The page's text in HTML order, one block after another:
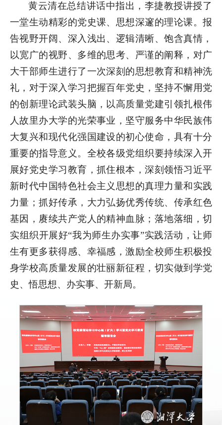
黄云清在总结讲话中指出，李捷教授讲授了
一堂生动精彩的党史课、思想深邃的理论课。报
告视野开阔、深入浅出、逻辑清晰、饱含真情，
以宽广的视野、多维的思考、严谨的阐释，对广
大干部师生进行了一次深刻的思想教育和精神洗
礼，对于深入学习把握百年党史，坚持不懈用党
的创新理论武装头脑，以高质量党建引领扎根伟
人故里办大学的光荣事业，坚守服务中华民族伟
大复兴和现代化强国建设的初心使命，具有十分
重要的指导意义。全校各级党组织要持续深入开
展好党史学习教育，抓住根本，深刻领悟习近平
新时代中国特色社会主义思想的真理力量和实践
力量；抓好传承，大力弘扬优秀传统、传承红色
基因，赓续共产党人的精神血脉；落地落细，切
实组织开展好“我为师生办实事”实践活动，让师
生有更多获得感、幸福感，激励全校师生积极投
身学校高质量发展的壮丽新征程，切实做到学党
史、悟思想、办实事、开新局。